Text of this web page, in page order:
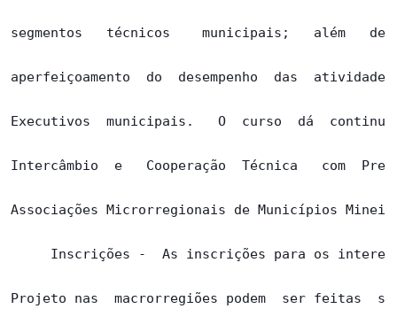
segmentos   técnicos    municipais;   além
aperfeiçoamento  do  desempenho  das
Executivos  municipais.   O  curso  dá
Intercâmbio  e   Cooperação  Técnica   com
Associações Microrregionais de Municípios
Inscrições -  As inscrições para os
Projeto nas  macrorregiões podem  ser feitas